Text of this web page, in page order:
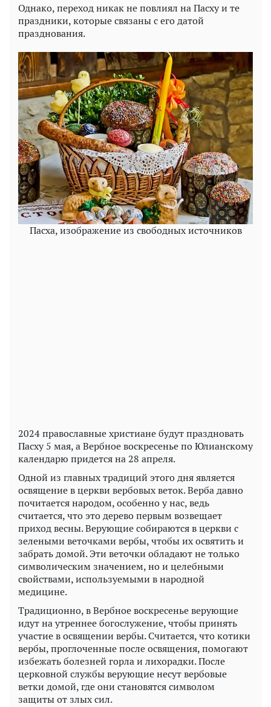
Однако, переход никак не повлиял на Пасху и те
праздники, которые связаны с его датой
празднования.
Пасха, изображение из свободных источников
2024 православные христиане будут праздновать
Пасху 5 мая, а Вербное воскресенье по Юлианскому
календарю придется на 28 апреля.
Одной из главных традиций этого дня является
освящение в церкви вербовых веток. Верба давно
почитается народом, особенно у нас, ведь
считается, что это дерево первым возвещает
приход весны. Верующие собираются в церкви с
зелеными веточками вербы, чтобы их освятить и
забрать домой. Эти веточки обладают не только
символическим значением, но и целебными
свойствами, используемыми в народной
медицине.
Традиционно, в Вербное воскресенье верующие
идут на утреннее богослужение, чтобы принять
участие в освящении вербы. Считается, что котики
вербы, проглоченные после освящения, помогают
избежать болезней горла и лихорадки. После
церковной службы верующие несут вербовые
ветки домой, где они становятся символом
защиты от злых сил.